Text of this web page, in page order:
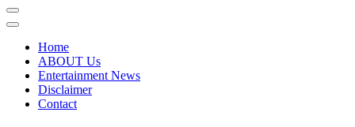
Home
ABOUT Us
Entertainment News
Disclaimer
Contact